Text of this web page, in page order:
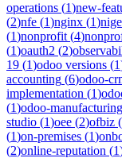
operations (1)new-
(2)nfe (1)nginx (1)
(1)nonprofit (4)
(1)oauth2 (2)
19 (1)odoo versions (1
accounting (6)odoo-
implementation (1)
(1)odoo-manufacturing
studio (1)oee (2)ofbiz (
(1)on-premises (1)
(2)online-reputation (1